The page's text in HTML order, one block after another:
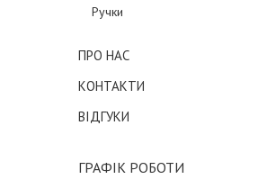
Ручки
ПРО НАС
КОНТАКТИ
ВІДГУКИ
ГРАФІК РОБОТИ